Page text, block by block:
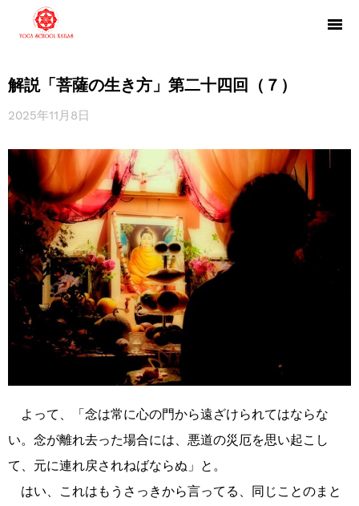
解説「菩薩の生き方」第二十四回（７）
2025年11月8日
よって、「念は常に心の門から遠ざけられてはならな
い。念が離れ去った場合には、悪道の災厄を思い起こし
て、元に連れ戻されねばならぬ」と。
はい、これはもうさっきから言ってる、同じことのまと